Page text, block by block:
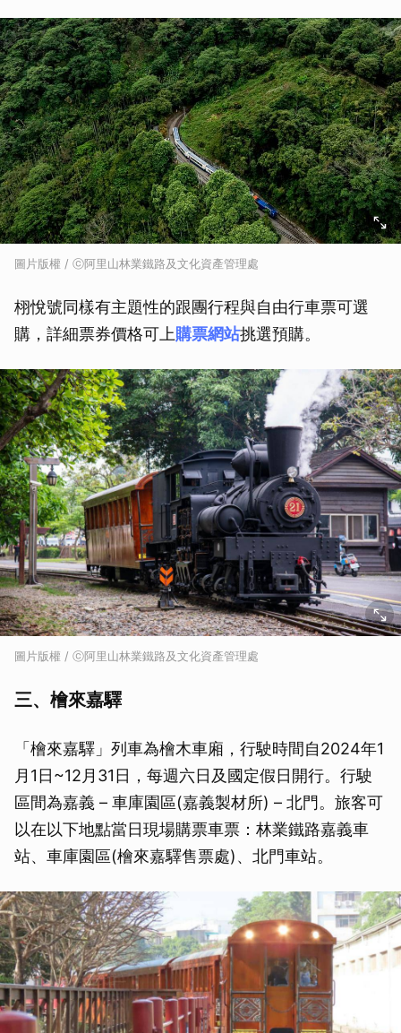
圖片版權 / ⓒ阿里山林業鐵路及文化資產管理處
栩悅號同樣有主題性的跟團行程與自由行車票可選
購，詳細票券價格可上購票網站挑選預購。
圖片版權 / ⓒ阿里山林業鐵路及文化資產管理處
三、檜來嘉驛
「檜來嘉驛」列車為檜木車廂，行駛時間自2024年1
月1日~12月31日，每週六日及國定假日開行。行駛
區間為嘉義 – 車庫園區(嘉義製材所) – 北門。旅客可
以在以下地點當日現場購票車票：林業鐵路嘉義車
站、車庫園區(檜來嘉驛售票處)、北門車站。
取消